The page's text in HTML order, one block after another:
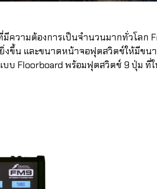
วามต้องการเป็นจำนวนมากทั่วโลก
งขึ้น และขนาดหน้าจอฟุตสวิตช์ให้มีข
บ Floorboard พร้อมฟุตสวิตช์ 9 ปุ่ม ที่